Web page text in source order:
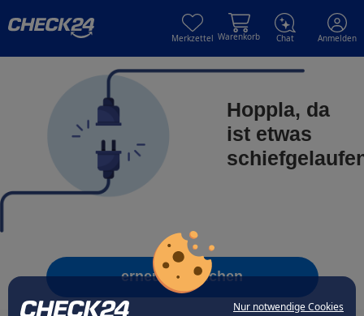
Nur notwendige Cookies
Merkzettel Warenkorb Chat Anmelden
Hoppla, da
ist etwas
erneut versuchen